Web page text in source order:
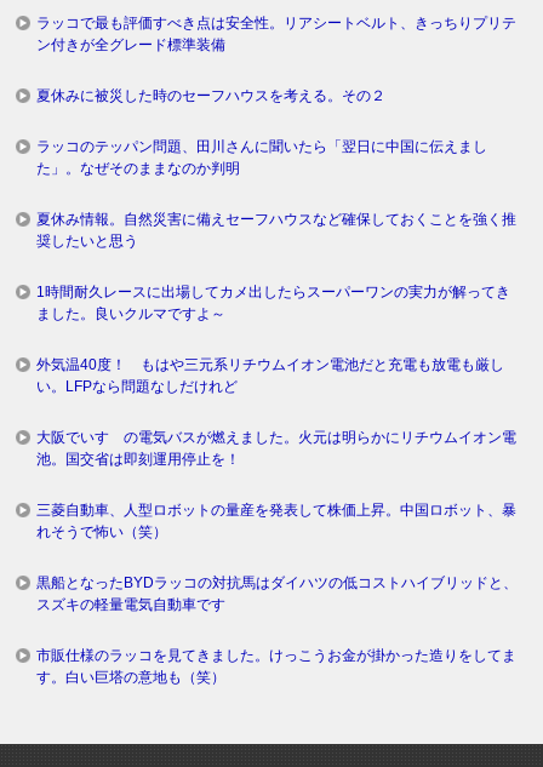
ラッコで最も評価すべき点は安全性。リアシートベルト、きっちりプリテ
ン付きが全グレード標準装備
夏休みに被災した時のセーフハウスを考える。その２
ラッコのテッパン問題、田川さんに聞いたら「翌日に中国に伝えまし
た」。なぜそのままなのか判明
夏休み情報。自然災害に備えセーフハウスなど確保しておくことを強く推
奨したいと思う
1時間耐久レースに出場してカメ出したらスーパーワンの実力が解ってき
ました。良いクルマですよ～
外気温40度！ もはや三元系リチウムイオン電池だと充電も放電も厳し
い。LFPなら問題なしだけれど
大阪でいすゞの電気バスが燃えました。火元は明らかにリチウムイオン電
池。国交省は即刻運用停止を！
三菱自動車、人型ロボットの量産を発表して株価上昇。中国ロボット、暴
れそうで怖い（笑）
黒船となったBYDラッコの対抗馬はダイハツの低コストハイブリッドと、
スズキの軽量電気自動車です
市販仕様のラッコを見てきました。けっこうお金が掛かった造りをしてま
す。白い巨塔の意地も（笑）